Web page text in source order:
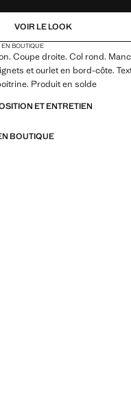
VOIR LE LOOK
EN BOUTIQUE
Coupe droite. Col rond.
et ourlet en bord-côte.
Produit en solde
ET ENTRETIEN
BOUTIQUE